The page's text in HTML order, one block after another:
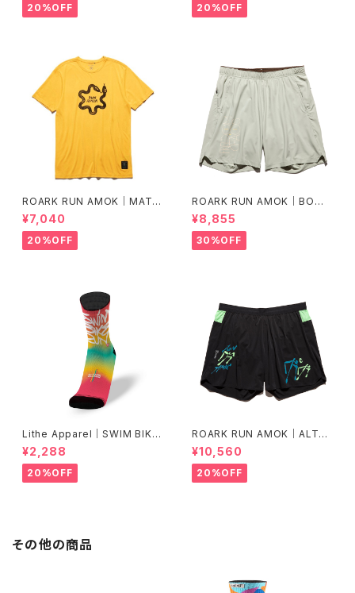
20%OFF 20%OFF
ROARK RUN AMOK｜MATHI
S CORE SS col.SUNBURST
¥7,040
20%OFF
ROARK RUN AMOK｜BOM
MER 2.0 7" Col.CHAPARRA
L
¥8,855
30%OFF
Lithe Apparel｜SWIM BIKE
RUN [COLOR]
¥2,288
20%OFF
ROARK RUN AMOK｜ALTA
5" Col.BLACK FJORD
¥10,560
20%OFF
その他の商品